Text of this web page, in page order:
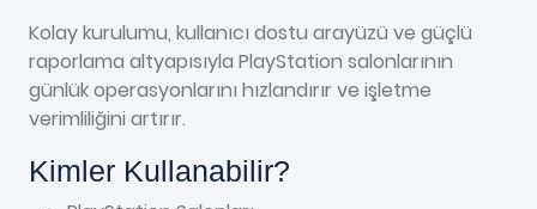
Kolay kurulumu, kullanıcı dostu arayüzü ve güçlü
raporlama altyapısıyla PlayStation salonlarının
günlük operasyonlarını hızlandırır ve işletme
verimliliğini artırır.
Kimler Kullanabilir?